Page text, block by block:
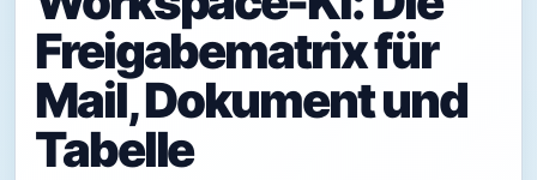
Freigabematrix für
Mail, Dokument und
Tabelle